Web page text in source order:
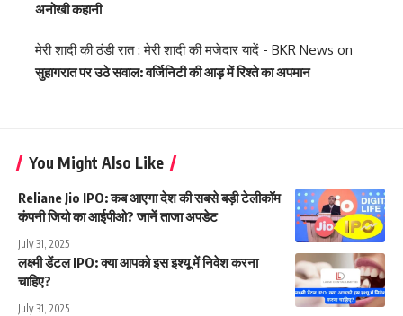
अनोखी कहानी
मेरी शादी की ठंडी रात : मेरी शादी की मजेदार यादें - BKR News on
सुहागरात पर उठे सवाल: वर्जिनिटी की आड़ में रिश्ते का अपमान
You Might Also Like
Reliane Jio IPO: कब आएगा देश की सबसे बड़ी टेलीकॉम
कंपनी जियो का आईपीओ? जानें ताजा अपडेट
July 31, 2025
लक्ष्मी डेंटल IPO: क्या आपको इस इश्यू में निवेश करना
चाहिए?
July 31, 2025